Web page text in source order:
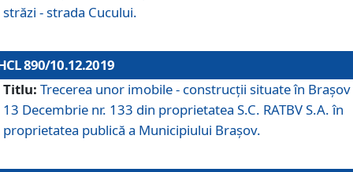
străzi - strada Cucului.
890/10.12.2019
Titlu: Trecerea unor imobile - construcții situate în Brașov
13 Decembrie nr. 133 din proprietatea S.C. RATBV S.A. în
proprietatea publică a Municipiului Brașov.